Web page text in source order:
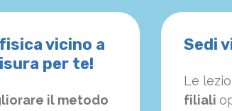
vicino a
per te!
il metodo
Sedi
Le
filiali